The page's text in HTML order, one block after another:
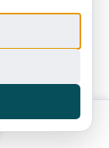
le août 4,
Insights